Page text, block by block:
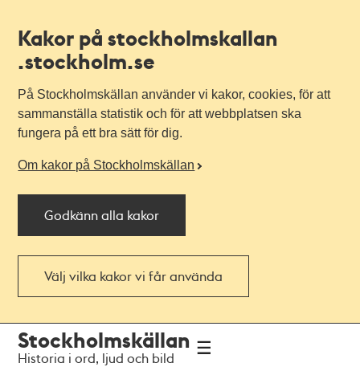
Kakor på stockholmskallan
.stockholm.se
På Stockholmskällan använder vi kakor, cookies, för att
sammanställa statistik och för att webbplatsen ska
fungera på ett bra sätt för dig.
Om kakor på Stockholmskällan
Godkänn alla kakor
Välj vilka kakor vi får använda
navigationen
huvudinnehållet
Stockholmskällan
Historia i ord, ljud och bild